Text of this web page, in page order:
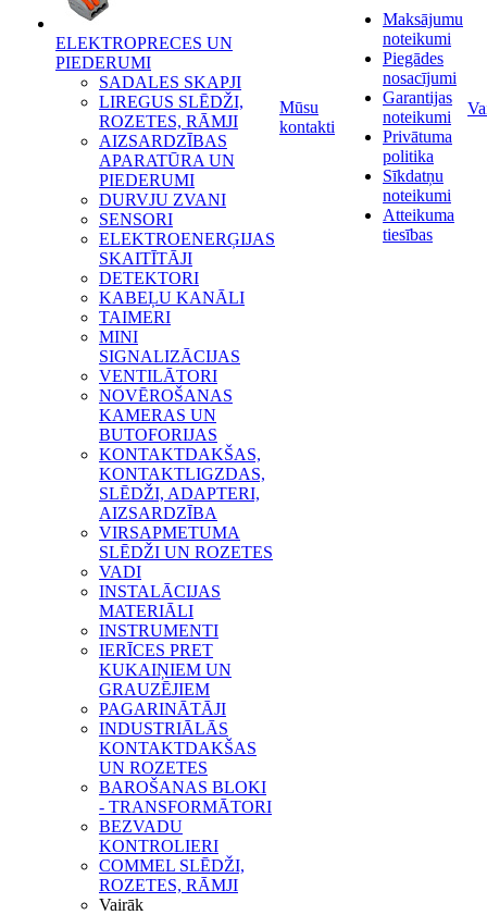
ELEKTROPRECES UN
PIEDERUMI
SADALES SKAPJI
LIREGUS SLĒDŽI,
ROZETES, RĀMJI
AIZSARDZĪBAS
APARATŪRA UN
PIEDERUMI
DURVJU ZVANI
SENSORI
ELEKTROENERĢIJAS
SKAITĪTĀJI
DETEKTORI
KABEĻU KANĀLI
TAIMERI
MINI
SIGNALIZĀCIJAS
VENTILĀTORI
NOVĒROŠANAS
KAMERAS UN
BUTOFORIJAS
KONTAKTDAKŠAS,
KONTAKTLIGZDAS,
SLĒDŽI, ADAPTERI,
AIZSARDZĪBA
VIRSAPMETUMA
SLĒDŽI UN ROZETES
VADI
INSTALĀCIJAS
MATERIĀLI
INSTRUMENTI
IERĪCES PRET
KUKAIŅIEM UN
GRAUZĒJIEM
PAGARINĀTĀJI
INDUSTRIĀLĀS
KONTAKTDAKŠAS
UN ROZETES
BAROŠANAS BLOKI
- TRANSFORMĀTORI
BEZVADU
KONTROLIERI
COMMEL SLĒDŽI,
ROZETES, RĀMJI
Vairāk
Mūsu
kontakti
Maksājumu
noteikumi
Piegādes
nosacījumi
Garantijas
noteikumi
Privātuma
politika
Sīkdatņu
noteikumi
Atteikuma
tiesības